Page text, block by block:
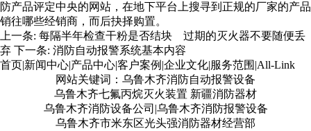
防产品评定中央的网站，在地下平台上搜寻到正规的厂家的产品
销往哪些经销商，而后抉择购置。
上一条: 每隔半年检查干粉是否结块 过期的灭火器不要随便丢
弃 下一条: 消防自动报警系统基本内容
首页|新闻中心|产品中心|客户案例 |企业文化|服务范围 |All-Link
网站关键词：乌鲁木齐消防自动报警设备
乌鲁木齐七氟丙烷灭火装置 新疆消防器材
乌鲁木齐消防设备公司|乌鲁木齐消防报警设备
乌鲁木齐市米东区光头强消防器材经营部